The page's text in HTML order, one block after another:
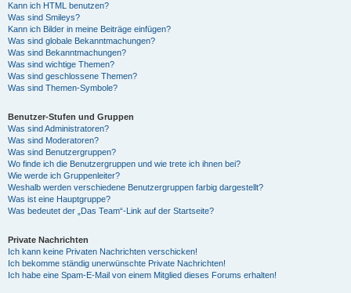
Kann ich HTML benutzen?
Was sind Smileys?
Kann ich Bilder in meine Beiträge einfügen?
Was sind globale Bekanntmachungen?
Was sind Bekanntmachungen?
Was sind wichtige Themen?
Was sind geschlossene Themen?
Was sind Themen-Symbole?
Benutzer-Stufen und Gruppen
Was sind Administratoren?
Was sind Moderatoren?
Was sind Benutzergruppen?
Wo finde ich die Benutzergruppen und wie trete ich ihnen bei?
Wie werde ich Gruppenleiter?
Weshalb werden verschiedene Benutzergruppen farbig dargestellt?
Was ist eine Hauptgruppe?
Was bedeutet der „Das Team“-Link auf der Startseite?
Private Nachrichten
Ich kann keine Privaten Nachrichten verschicken!
Ich bekomme ständig unerwünschte Private Nachrichten!
Ich habe eine Spam-E-Mail von einem Mitglied dieses Forums erhalten!